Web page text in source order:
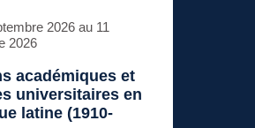
2026 au 11
2026
académiques et
universitaires en
latine (1910-